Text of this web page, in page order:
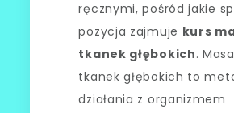
ręcznymi, pośród jakie
pozycja zajmuje kurs
tkanek głębokich.
tkanek głębokich to
działania z organizmem